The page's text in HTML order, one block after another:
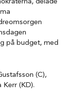
delade
på budget, med
(C),
Kerr (KD).